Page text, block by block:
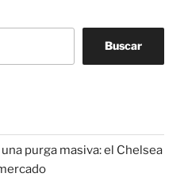
Buscar
purga masiva: el Chelsea